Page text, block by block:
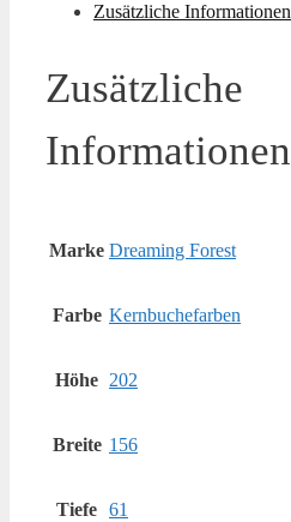
Zusätzliche Informationen
Zusätzliche
Informationen
Marke Dreaming Forest
Farbe Kernbuchefarben
Höhe 202
Breite 156
Tiefe 61